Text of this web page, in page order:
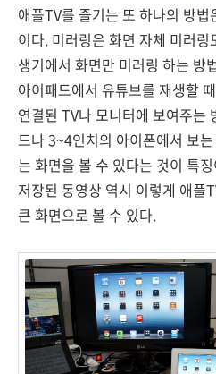
애플TV를 즐기는 또 하나의 방
이다. 미러링은 화면 자체 미러
생기에서 화면만 미러링 하는 방
아이패드에서 유튜브를 재생할
연결된 TV나 모니터에 보여주는
드나 3~4인치의 아이폰에서 보
는 화면을 볼 수 있다는 것이 특
저장된 동영상 역시 이렇게 애플
큰 화면으로 볼 수 있다.